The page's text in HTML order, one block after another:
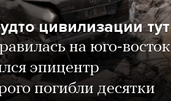
цивилизации тут
на юго-восток
эпицентр
погибли десятки